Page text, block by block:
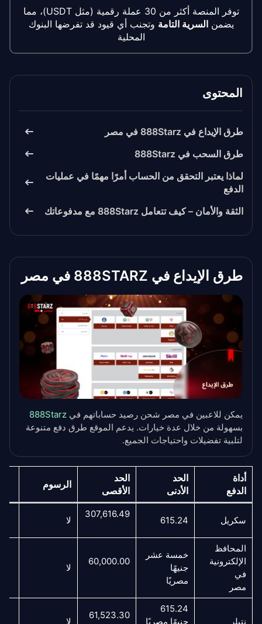
توفر المنصة أكثر من 30 عملة رقمية (مثل USDT)، مما
يضمنالسرية التامة وتجنب أي قيود قد تفرضها البنوك
المحلية
المحتوى
طرق الإيداع في 888Starz في مصر
طرق السحب في 888Starz
لماذا يعتبر التحقق من الحساب أمرًا مهمًا في عمليات
الدفع
الثقة والأمان – كيف تتعامل 888Starz مع مدفوعاتك
الأسئلة الشائعة
طرق الإيداع في 888STARZ في مصر
يمكن للاعبين في مصر شحن رصيد حساباتهم في 888Starz
بسهولة من خلال عدة خيارات. يدعم الموقع طرق دفع متنوعة
لتلبية تفضيلات واحتياجات الجميع.
أداة
الدفع
الحد
الأدنى
الحد
الأقصى
الرسوم
سكريل 615.24
307,616.49
لا
المحافظ
الإلكترونية
في
مصر
خمسة عشر
جنيهًا
مصريًا
لا
نتيلر
615.24
جنيهًا مصريًا
لا